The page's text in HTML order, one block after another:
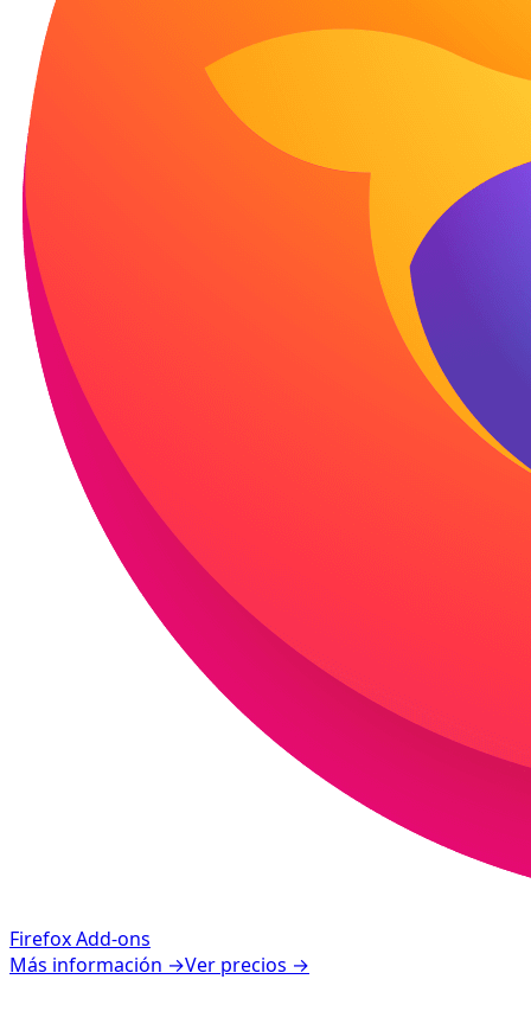
Firefox Add-ons
Más información →Ver precios →